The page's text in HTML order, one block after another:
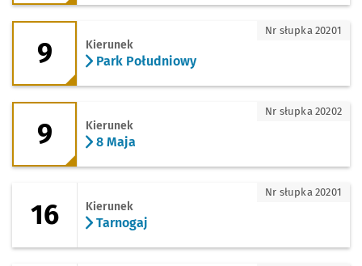
9 - kierunek Park Południowy
9 Kierunek
Park Południowy
Nr słupka 20201
9 - kierunek 8 Maja
9 Kierunek
8 Maja
Nr słupka 20202
16 Kierunek
Tarnogaj
Nr słupka 20201